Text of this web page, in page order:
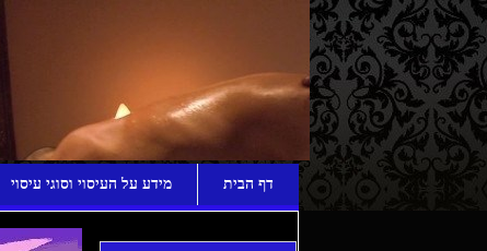
דף הבית מידע על העיסוי וסוגי עיסוי